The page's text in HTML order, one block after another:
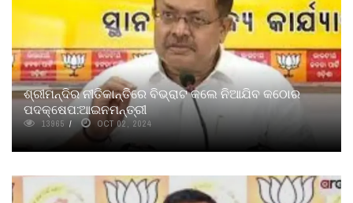
ଶ୍ରୀମନ୍ଦିର ନୀତିକାନ୍ତିରେ ବିଭ୍ରାଟ କଲେ ନିଆଯିବ କଠୋର
ପଦକ୍ଷେପ:ଆଇନମନ୍ତ୍ରୀ
13965 OCT 02, 2024